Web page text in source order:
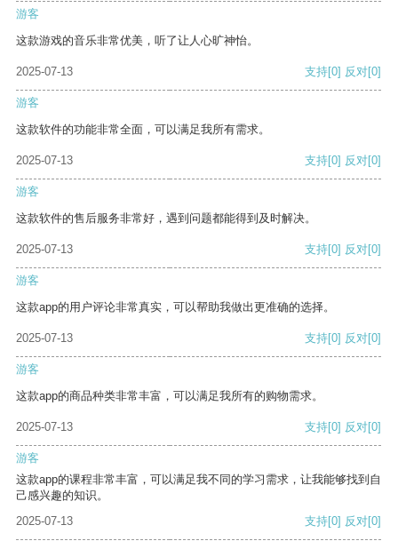
游客
这款游戏的音乐非常优美，听了让人心旷神怡。
2025-07-13 支持[0] 反对[0]
游客
这款软件的功能非常全面，可以满足我所有需求。
2025-07-13 支持[0] 反对[0]
游客
这款软件的售后服务非常好，遇到问题都能得到及时解决。
2025-07-13 支持[0] 反对[0]
游客
这款app的用户评论非常真实，可以帮助我做出更准确的选择。
2025-07-13 支持[0] 反对[0]
游客
这款app的商品种类非常丰富，可以满足我所有的购物需求。
2025-07-13 支持[0] 反对[0]
游客
这款app的课程非常丰富，可以满足我不同的学习需求，让我能够找到自
己感兴趣的知识。
2025-07-13
支持[0] 反对[0]